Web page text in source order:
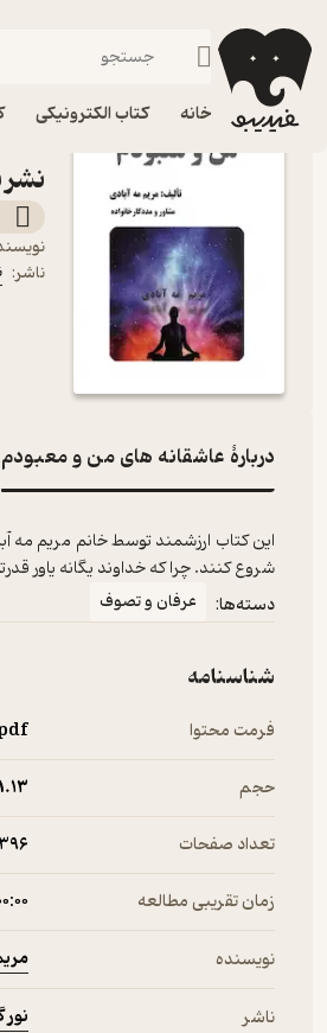
خانه کتاب الکترونیکی
فیدیبو کتاب الکترونیکی
نشر
ناشر:
دربارۀ عاشقانه های من و معبودم
این کتاب ارزشمند توسط خانم مریم مه
شروع کنند. چرا که خداوند یگانه یاور
دسته‌ها: عرفان و تصوف
شناسنامه
فرمت محتوا
حجم 1.۱۳ مگابایت
تعداد صفحات 396
زمان تقریبی مطالعه
نویسنده
ناشر